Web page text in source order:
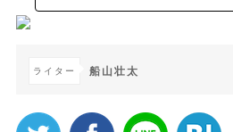
ライター 船山壮太